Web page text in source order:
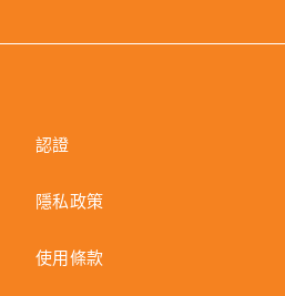
認證
隱私政策
使用條款